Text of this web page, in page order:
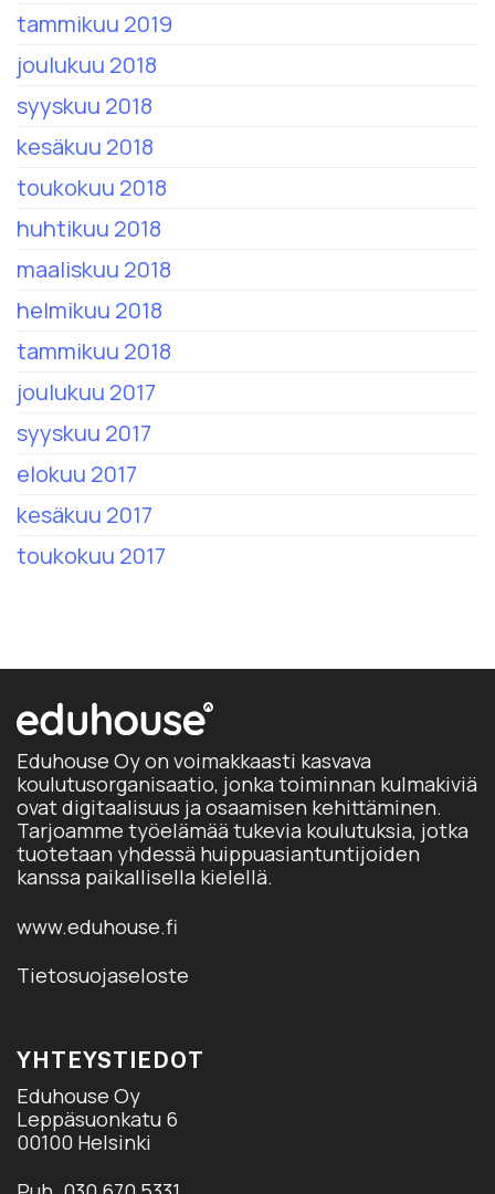
tammikuu 2019
joulukuu 2018
syyskuu 2018
kesäkuu 2018
toukokuu 2018
huhtikuu 2018
maaliskuu 2018
helmikuu 2018
tammikuu 2018
joulukuu 2017
syyskuu 2017
elokuu 2017
kesäkuu 2017
toukokuu 2017
Eduhouse Oy on voimakkaasti kasvava
koulutusorganisaatio, jonka toiminnan kulmakiviä
ovat digitaalisuus ja osaamisen kehittäminen.
Tarjoamme työelämää tukevia koulutuksia, jotka
tuotetaan yhdessä huippuasiantuntijoiden
kanssa paikallisella kielellä.
www.eduhouse.fi
Tietosuojaseloste
YHTEYSTIEDOT
Eduhouse Oy
Leppäsuonkatu 6
00100 Helsinki